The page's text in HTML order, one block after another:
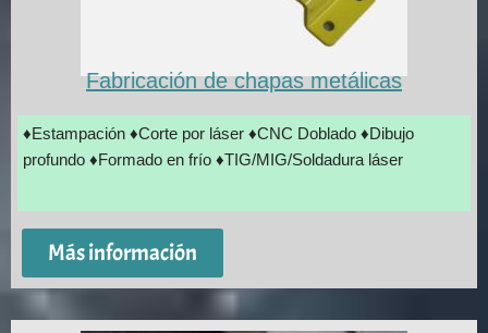
Fabricación de chapas metálicas
♦Estampación ♦Corte por láser ♦CNC Doblado ♦Dibujo
profundo ♦Formado en frío ♦TIG/MIG/Soldadura láser
Más información